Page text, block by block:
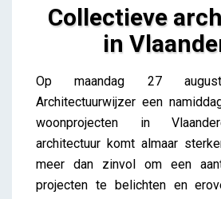
Collectieve
in
Collectieve architectuur in
Lieve Drooghmans
Op maandag 27
Architectuurwijzer een
woonprojecten in
architectuur komt almaar
meer dan zinvol om een
projecten te belichten en